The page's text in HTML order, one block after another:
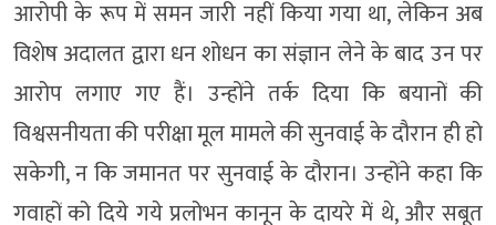
आरोपी के रूप में समन जारी नहीं किया गया था, लेकिन अब
विशेष अदालत द्वारा धन शोधन का संज्ञान लेने के बाद उन पर
आरोप लगाए गए हैं। उन्होंने तर्क दिया कि बयानों की
विश्वसनीयता की परीक्षा मूल मामले की सुनवाई के दौरान ही हो
सकेगी, न कि जमानत पर सुनवाई के दौरान। उन्होंने कहा कि
गवाहों को दिये गये प्रलोभन कानून के दायरे में थे, और सबूत